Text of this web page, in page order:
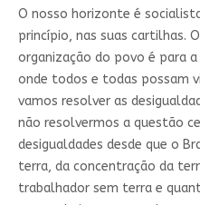
O nosso horizonte é
princípio, nas suas cartilhas.
organização do povo é para
onde todos e todas possam
vamos resolver as
não resolvermos a questão
desigualdades desde que o
terra, da concentração da
trabalhador sem terra e